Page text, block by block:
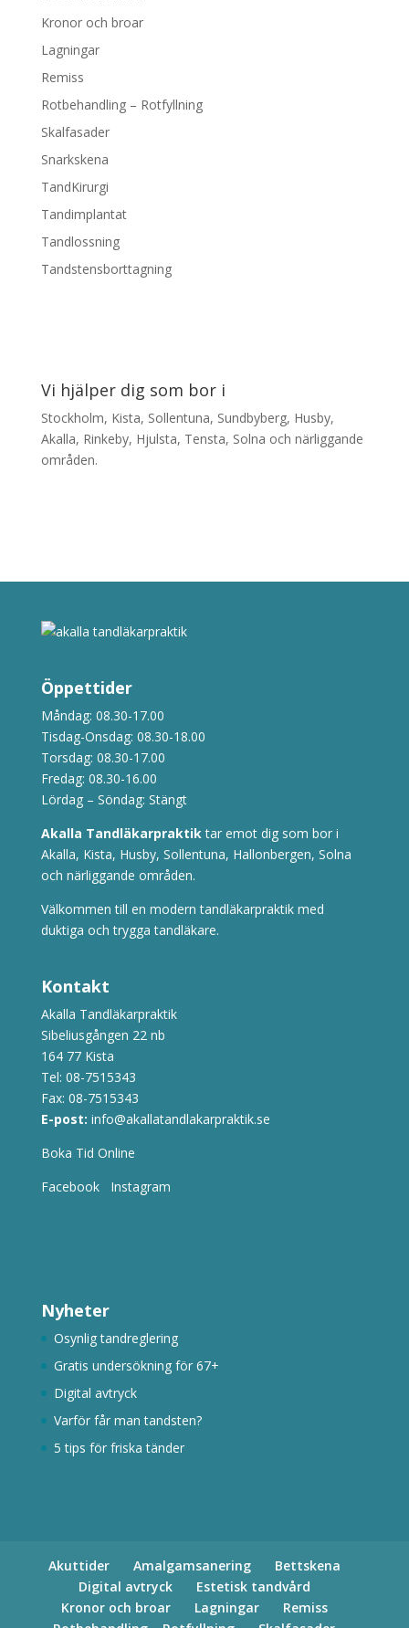
Kronor och broar
Lagningar
Remiss
Rotbehandling – Rotfyllning
Skalfasader
Snarkskena
TandKirurgi
Tandimplantat
Tandlossning
Tandstensborttagning
Vi hjälper dig som bor i
Stockholm, Kista, Sollentuna, Sundbyberg, Husby,
Akalla, Rinkeby, Hjulsta, Tensta, Solna och närliggande
områden.
Öppettider
Måndag: 08.30-17.00
Tisdag-Onsdag: 08.30-18.00
Torsdag: 08.30-17.00
Fredag: 08.30-16.00
Lördag – Söndag: Stängt
Akalla Tandläkarpraktiktar emot dig som bor i
Akalla, Kista, Husby, Sollentuna, Hallonbergen, Solna
och närliggande områden.
Välkommen till en modern tandläkarpraktik med
duktiga och trygga tandläkare.
Kontakt
Akalla Tandläkarpraktik
Sibeliusgången 22 nb
164 77 Kista
Tel: 08-7515343
Fax: 08-7515343
E-post: info@akallatandlakarpraktik.se
Boka Tid Online
Facebook
Instagram
Nyheter
Osynlig tandreglering
Gratis undersökning för 67+
Digital avtryck
Varför får man tandsten?
5 tips för friska tänder
Akuttider Amalgamsanering
Bettskena
Digital avtryck
Estetisk tandvård
Kronor och broar
Lagningar
Remiss